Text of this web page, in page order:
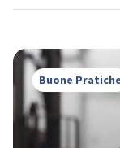
Buone Pratiche